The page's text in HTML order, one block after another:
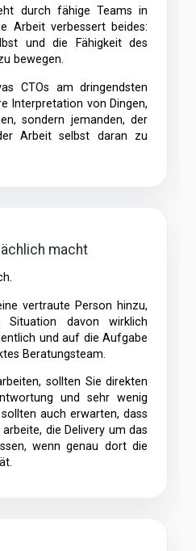
Arbeit verbessert beides:
und die Fähigkeit des
bewegen.
Interpretation von Dingen,
sondern jemanden, der
Arbeit selbst daran zu
macht
davon wirklich
und auf die Aufgabe
Beratungsteam.
und sehr wenig
auch erwarten, dass
die Delivery um das
wenn genau dort die